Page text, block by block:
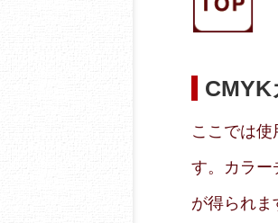
CMYK
ここでは
す。カラー
が得られま